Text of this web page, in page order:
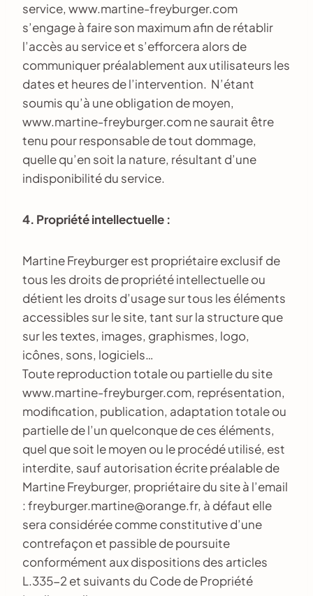
service, www.martine-freyburger.com
s’engage à faire son maximum afin de rétablir
l’accès au service et s’efforcera alors de
communiquer préalablement aux utilisateurs les
dates et heures de l’intervention. N’étant
soumis qu’à une obligation de moyen,
www.martine-freyburger.com ne saurait être
tenu pour responsable de tout dommage,
quelle qu’en soit la nature, résultant d’une
indisponibilité du service.
4. Propriété intellectuelle :
Martine Freyburger est propriétaire exclusif de
tous les droits de propriété intellectuelle ou
détient les droits d’usage sur tous les éléments
accessibles sur le site, tant sur la structure que
sur les textes, images, graphismes, logo,
icônes, sons, logiciels…
Toute reproduction totale ou partielle du site
www.martine-freyburger.com, représentation,
modification, publication, adaptation totale ou
partielle de l’un quelconque de ces éléments,
quel que soit le moyen ou le procédé utilisé, est
interdite, sauf autorisation écrite préalable de
Martine Freyburger, propriétaire du site à l’email
: freyburger.martine@orange.fr, à défaut elle
sera considérée comme constitutive d’une
contrefaçon et passible de poursuite
conformément aux dispositions des articles
L.335-2 et suivants du Code de Propriété